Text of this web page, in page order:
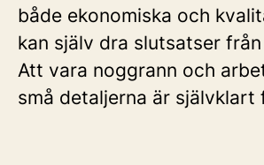
både ekonomiska och
kan själv dra slutsatser
Att vara noggrann och
små detaljerna är självklart